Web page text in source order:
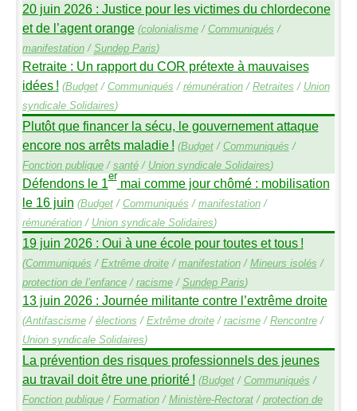
20 juin 2026 : Justice pour les victimes du chlordecone
et de l’agent orange (colonialisme/ Communiqués /
manifestation/ SundepParis)
Retraite : Un rapport du COR prétexte à mauvaises
idées ! (Budget/ Communiqués / rémunération/ Retraites / Union
syndicale Solidaires)
Plutôt que financer la sécu, le gouvernement attaque
encore nos arrêts maladie ! (Budget/ Communiqués /
Fonction publique/ santé/ Union syndicale Solidaires)
Défendons le 1ermai comme jour chômé : mobilisation
le 16 juin (Budget/ Communiqués / manifestation/
rémunération/ Union syndicale Solidaires)
19 juin 2026 : Oui à une école pour toutes et tous !
(Communiqués / Extrême droite/ manifestation/ Mineurs isolés /
protection de l’enfance/ racisme/ SundepParis)
13 juin 2026 : Journée militante contre l’extrême droite
(Antifascisme/ élections / Extrême droite/ racisme/ Rencontre/
Union syndicale Solidaires)
La prévention des risques professionnels des jeunes
au travail doit être une priorité ! (Budget/ Communiqués /
Fonction publique/ Formation/ Ministère-Rectorat/ protection de